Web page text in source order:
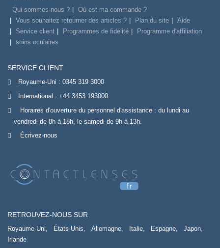
Qui sommes-nous ?
Où est ma commande ?
Vous souhaitez retourner des articles ?
Plan du site
Aide
Service client
Programmes de fidélité
Programme d'affiliation
soins oculaires
SERVICE CLIENT
Royaume-Uni : 0345 319 3000
International : +44 3453 193000
Horaires d'ouverture du personnel d'assistance : du lundi au
vendredi de 8h à 18h, le samedi de 9h à 13h.
Écrivez-nous
RETROUVEZ-NOUS SUR
Royaume-Uni, États-Unis, Allemagne, Italie, Espagne,
Japon,
Irlande